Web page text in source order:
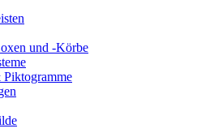
und -Körbe